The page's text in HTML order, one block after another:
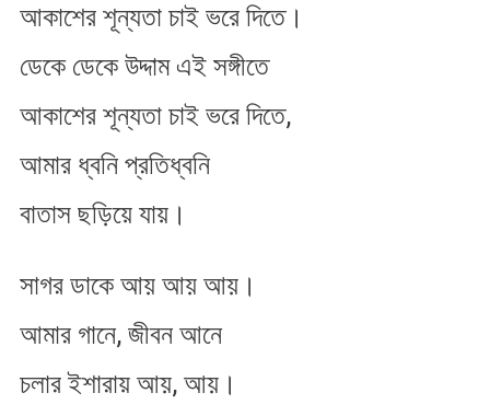
আকাশের শূন্যতা চাই ভরে দিতে।
ডেকে ডেকে উদ্দাম এই সঙ্গীতে
আকাশের শূন্যতা চাই ভরে দিতে,
আমার ধ্বনি প্রতিধ্বনি
বাতাস ছড়িয়ে যায়।
সাগর ডাকে আয় আয় আয়।
আমার গানে, জীবন আনে
চলার ইশারায় আয়, আয়।